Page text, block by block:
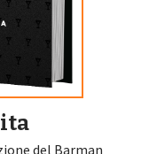
del Barman